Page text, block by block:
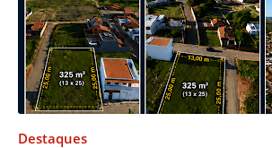
Destaques